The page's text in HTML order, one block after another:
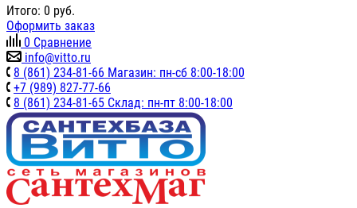
Итого: 0 руб.
Оформить заказ
0 Сравнение
info@vitto.ru
8 (861) 234-81-66 Магазин: пн-сб 8:00-18:00
+7 (989) 827-77-66
8 (861) 234-81-65 Склад: пн-пт 8:00-18:00